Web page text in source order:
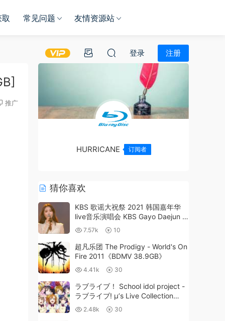
常见问题 友情资源站
登录 注册
推广
HURRICANE 订阅者
猜你喜欢
KBS 歌谣大祝祭 2021 韩国嘉年华
live音乐演唱会 KBS Gayo Daejun -
KBS Gayo Daejun 2021《HDTV TS
21.5G》
7.57k 10
超凡乐团 The Prodigy - World's On
Fire 2011《BDMV 38.9GB》
4.41k 30
ラブライブ！ School idol project -
ラブライブ! μ’s Live Collection
2016 [BDMV 29.7GB]
2.48k 30